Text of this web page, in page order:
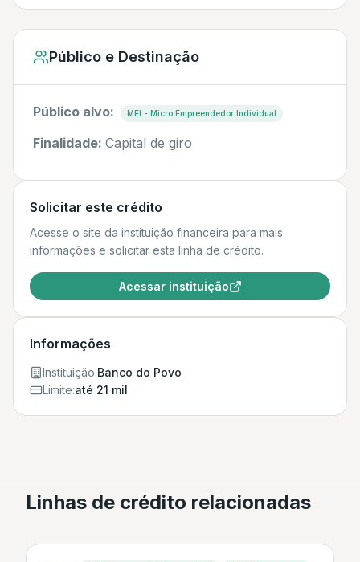
Público e Destinação
Público alvo: MEI - Micro Empreendedor Individual
Finalidade: Capital de giro
Solicitar este crédito
Acesse o site da instituição financeira para mais
informações e solicitar esta linha de crédito.
Acessar instituição
Informações
Instituição:Banco do Povo
Limite:até 21 mil
Linhas de crédito relacionadas